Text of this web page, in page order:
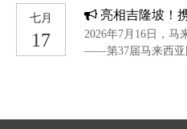
的冷水机组。
入职十周年的重要
新瑞是生产部一部
守在铣床前，用沉
中，徐新瑞的技术
七月
17
亮相吉隆坡！携成参展
2026年7月16日，马
——第37届马来西亚
足马来西亚及周边